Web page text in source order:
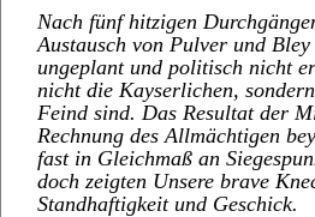
Nach fünf hitzigen
Austausch von Pulver und Bley
ungeplant und politisch nicht
nicht die Kayserlichen,
Feind sind. Das Resultat der
Rechnung des Allmächtigen
fast in Gleichmaß an
doch zeigten Unsere brave
Standhaftigkeit und Geschick.